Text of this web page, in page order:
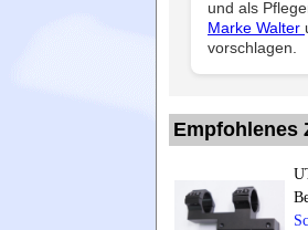
und als
Marke Walter
vorschlagen.
Empfohlenes